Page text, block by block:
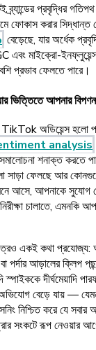
প্রবৃদ্ধির
ফোকাস করার
বেড়েছে, যার অর্ধেক
এবং মাইক্রো-
প্রভাব ফেলতে পারে।
ভিত্তিতে আপনার
অডিয়েন্স হলো
analysis
শনাক্ত করতে
সাড়া ফেলছে আর
আসে, আপনাকে সুযোগ
চালাতে, এমনকি
একই কথা প্রযোজ্য:
বা পর্দার আড়ালের
স্পাইককে দীর্ঘমেয়াদি
বেড়ে যায় —
নিশ্চিত করে যে
সংকটে রূপ নেওয়ার